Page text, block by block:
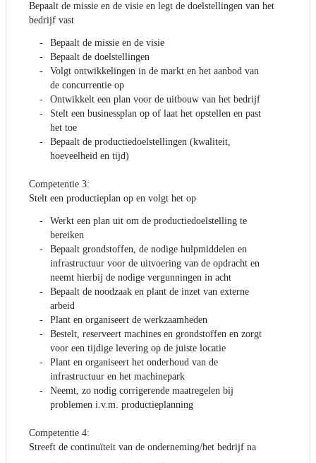
Bepaalt de missie en de visie en legt de doelstellingen van het
bedrijf vast
Bepaalt de missie en de visie
Bepaalt de doelstellingen
Volgt ontwikkelingen in de markt en het aanbod van
de concurrentie op
Ontwikkelt een plan voor de uitbouw van het bedrijf
Stelt een businessplan op of laat het opstellen en past
het toe
Bepaalt de productiedoelstellingen (kwaliteit,
hoeveelheid en tijd)
Competentie 3:
Stelt een productieplan op en volgt het op
Werkt een plan uit om de productiedoelstelling te
bereiken
Bepaalt grondstoffen, de nodige hulpmiddelen en
infrastructuur voor de uitvoering van de opdracht en
neemt hierbij de nodige vergunningen in acht
Bepaalt de noodzaak en plant de inzet van externe
arbeid
Plant en organiseert de werkzaamheden
Bestelt, reserveert machines en grondstoffen en zorgt
voor een tijdige levering op de juiste locatie
Plant en organiseert het onderhoud van de
infrastructuur en het machinepark
Neemt, zo nodig corrigerende maatregelen bij
problemen i.v.m. productieplanning
Competentie 4:
Streeft de continuïteit van de onderneming/het bedrijf na